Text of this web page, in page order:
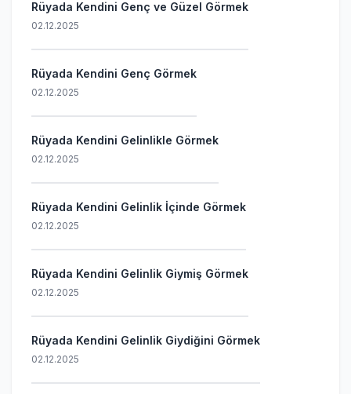
Rüyada Kendini Genç ve Güzel Görmek
02.12.2025
Rüyada Kendini Genç Görmek
02.12.2025
Rüyada Kendini Gelinlikle Görmek
02.12.2025
Rüyada Kendini Gelinlik İçinde Görmek
02.12.2025
Rüyada Kendini Gelinlik Giymiş Görmek
02.12.2025
Rüyada Kendini Gelinlik Giydiğini Görmek
02.12.2025